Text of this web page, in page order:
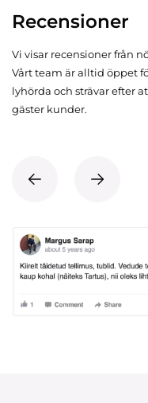
Recensioner
Vi visar recensioner från
Vårt team är alltid öppet
lyhörda och strävar efter
gäster kunder.